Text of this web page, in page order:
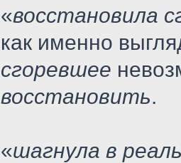
«восстановила
как именно
сгоревшее
восстановить.
«шагнула в